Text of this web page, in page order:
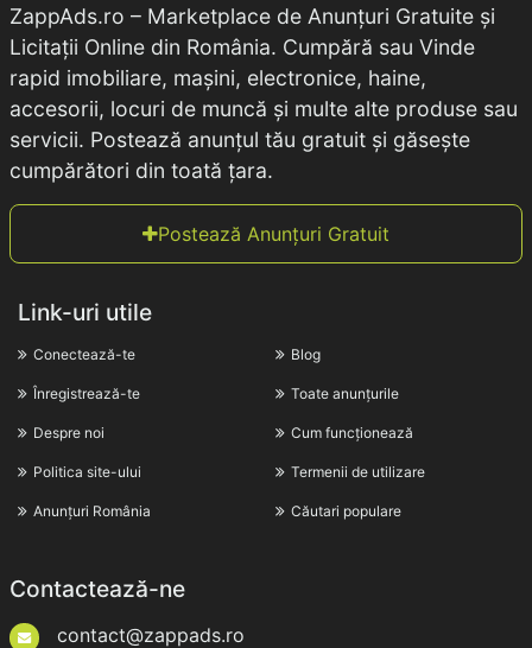
ZappAds.ro – Marketplace de Anunțuri Gratuite și
Licitații Online din România. Cumpără sau Vinde
rapid imobiliare, mașini, electronice, haine,
accesorii, locuri de muncă și multe alte produse sau
servicii. Postează anunțul tău gratuit și găsește
cumpărători din toată țara.
Postează Anunțuri Gratuit
Link-uri utile
Conectează-te
Înregistrează-te
Despre noi
Politica site-ului
Anunțuri România
Blog
Toate anunțurile
Cum funcționează
Termenii de utilizare
Căutari populare
Contactează-ne
contact@zappads.ro